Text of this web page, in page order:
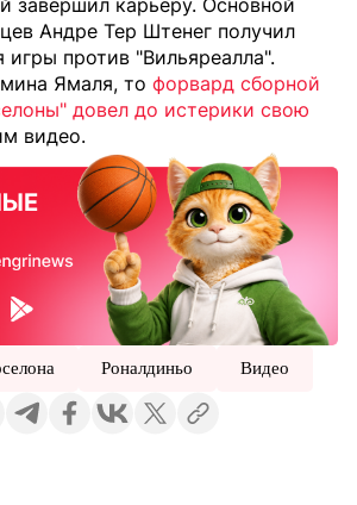
завершил карьеру. Основной
Андре Тер Штенег получил
против "Вильяреалла".
Ямаля, то форвард сборной
довел до истерики свою
видео.
Роналдиньо Видео